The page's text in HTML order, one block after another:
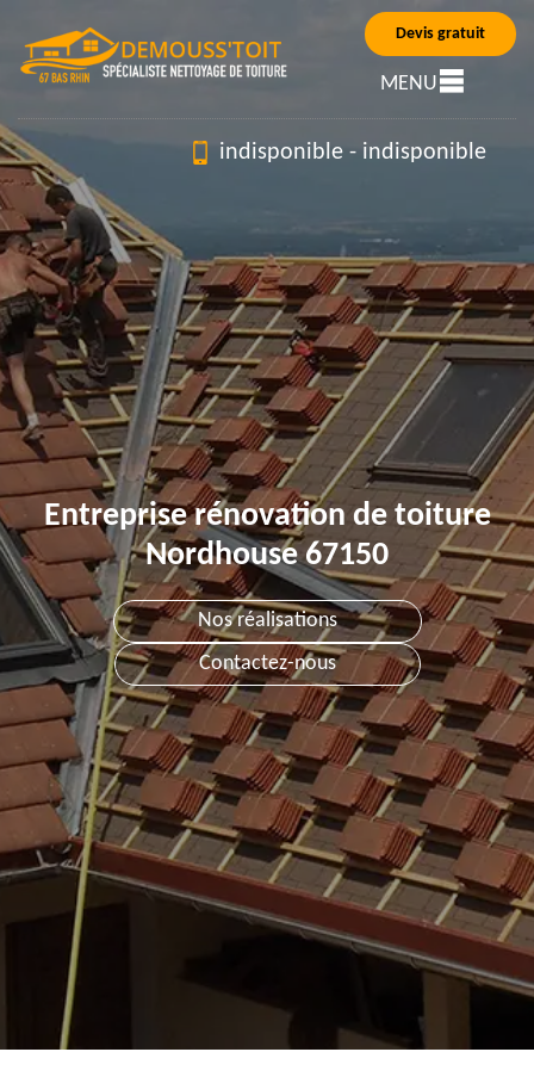
Devis gratuit
MENU
indisponible - indisponible
Entreprise rénovation de toiture
Nordhouse 67150
Nos réalisations
Contactez-nous